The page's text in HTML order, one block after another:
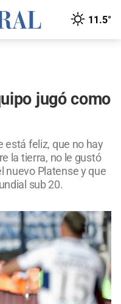
11.5°
jugó como
está feliz, que no hay
la tierra, no le gustó
nuevo Platense y que
sub 20.